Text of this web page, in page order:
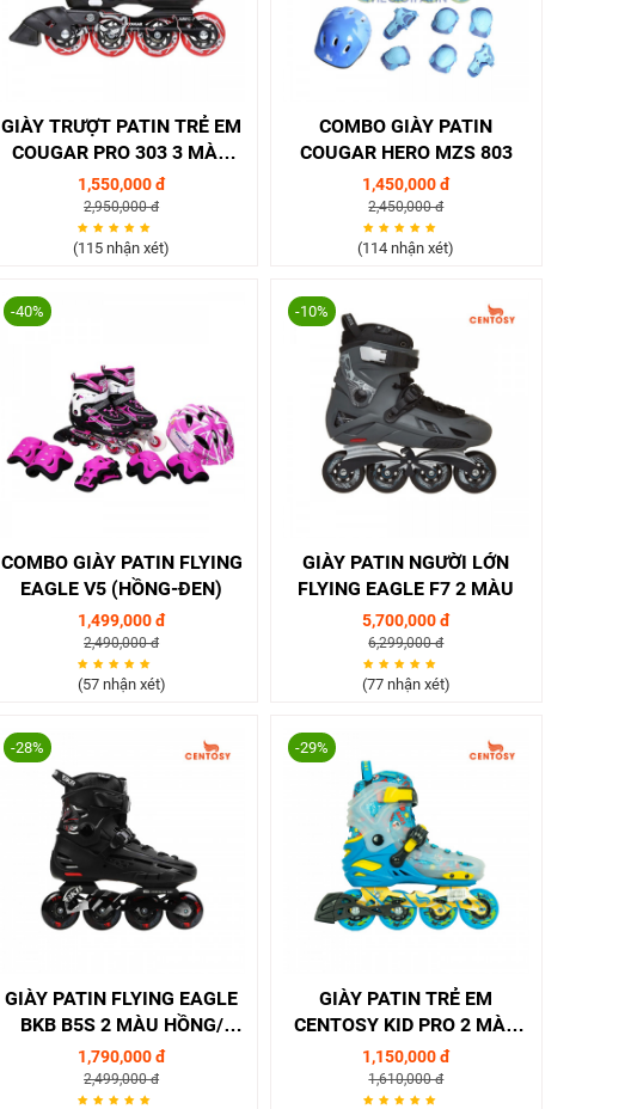
GIÀY TRƯỢT PATIN TRẺ EM
COUGAR PRO 303 3 MÀU
ĐEN/ HỒNG/ XANH
1,550,000 đ
2,950,000 đ
(115 nhận xét)
COMBO GIÀY PATIN
COUGAR HERO MZS 803
1,450,000 đ
2,450,000 đ
(114 nhận xét)
-40%
COMBO GIÀY PATIN FLYING
EAGLE V5 (HỒNG-ĐEN)
1,499,000 đ
2,490,000 đ
(57 nhận xét)
-10%
GIÀY PATIN NGƯỜI LỚN
FLYING EAGLE F7 2 MÀU
5,700,000 đ
6,299,000 đ
(77 nhận xét)
-28%
GIÀY PATIN FLYING EAGLE
BKB B5S 2 MÀU HỒNG/
XANH
1,790,000 đ
2,499,000 đ
-29%
GIÀY PATIN TRẺ EM
CENTOSY KID PRO 2 MÀU
XANH/ HỒNG
1,150,000 đ
1,610,000 đ